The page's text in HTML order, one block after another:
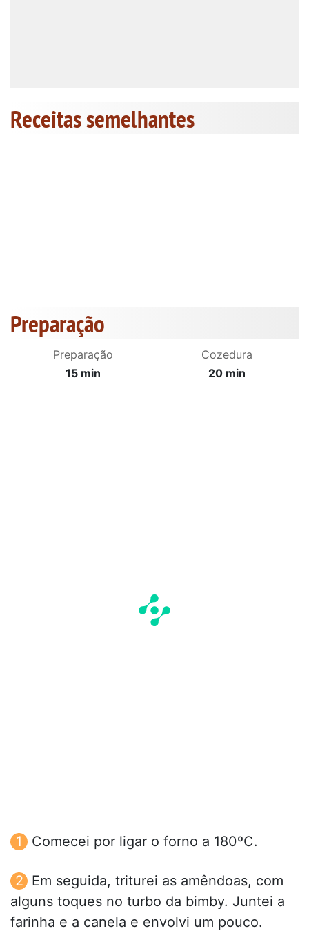
Receitas semelhantes
Preparação
Preparação
15 min
Cozedura
20 min
Comecei por ligar o forno a 180ºC.
Em seguida, triturei as amêndoas, com
alguns toques no turbo da bimby. Juntei a
farinha e a canela e envolvi um pouco.